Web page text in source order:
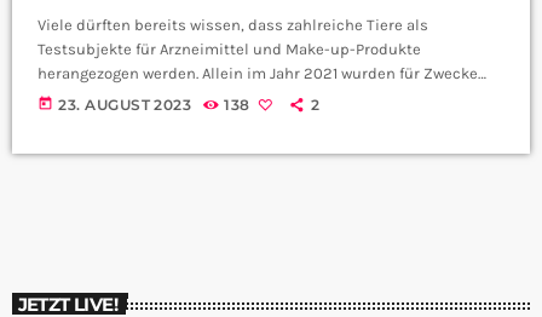
Viele dürften bereits wissen, dass zahlreiche Tiere als
Testsubjekte für Arzneimittel und Make-up-Produkte
herangezogen werden. Allein im Jahr 2021 wurden für Zwecke
der Arzneimittelforschung 68.440 Tiere in Tierversuchen
today 23. AUGUST 2023 138 2
JETZT LIVE!